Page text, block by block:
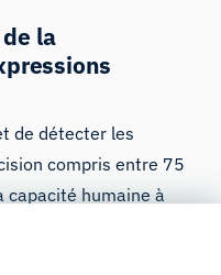
la
de détecter les
compris entre 75
capacité humaine à
dans le domaine